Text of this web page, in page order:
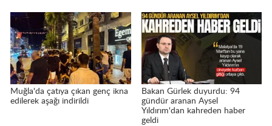
Muğla'da çatıya çıkan genç ikna
edilerek aşağı indirildi
Bakan Gürlek duyurdu: 94
gündür aranan Aysel
Yıldırım'dan kahreden haber
geldi